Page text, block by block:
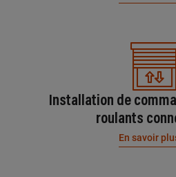
Installation de
roulants
En savoir